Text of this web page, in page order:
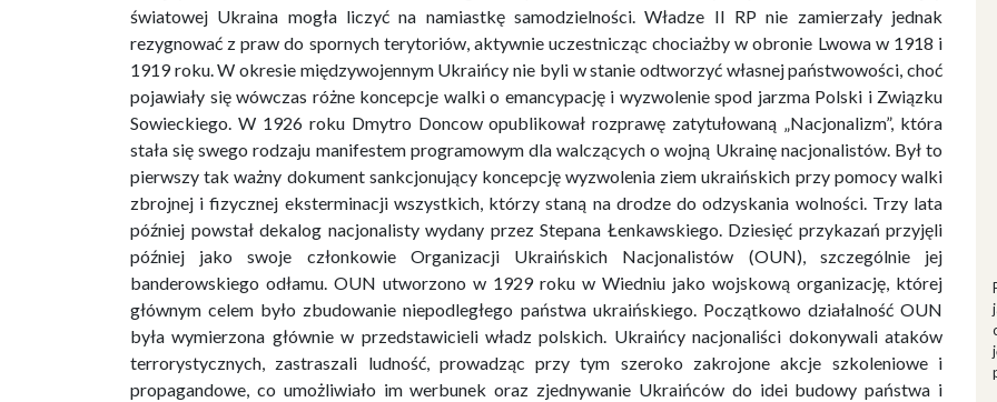
światowej Ukraina mogła liczyć na namiastkę samodzielności. Władze II RP nie zamierzały jednak
rezygnować z praw do spornych terytoriów, aktywnie uczestnicząc chociażby w obronie Lwowa w 1918 i
1919 roku. W okresie międzywojennym Ukraińcy nie byli w stanie odtworzyć własnej państwowości, choć
pojawiały się wówczas różne koncepcje walki o emancypację i wyzwolenie spod jarzma Polski i Związku
Sowieckiego. W 1926 roku Dmytro Doncow opublikował rozprawę zatytułowaną „Nacjonalizm”, która
stała się swego rodzaju manifestem programowym dla walczących o wojną Ukrainę nacjonalistów. Był to
pierwszy tak ważny dokument sankcjonujący koncepcję wyzwolenia ziem ukraińskich przy pomocy walki
zbrojnej i fizycznej eksterminacji wszystkich, którzy staną na drodze do odzyskania wolności. Trzy lata
później powstał dekalog nacjonalisty wydany przez Stepana Łenkawskiego. Dziesięć przykazań przyjęli
później jako swoje członkowie Organizacji Ukraińskich Nacjonalistów (OUN), szczególnie jej
banderowskiego odłamu. OUN utworzono w 1929 roku w Wiedniu jako wojskową organizację, której
głównym celem było zbudowanie niepodległego państwa ukraińskiego. Początkowo działalność OUN
była wymierzona głównie w przedstawicieli władz polskich. Ukraińcy nacjonaliści dokonywali ataków
terrorystycznych, zastraszali ludność, prowadząc przy tym szeroko zakrojone akcje szkoleniowe i
propagandowe, co umożliwiało im werbunek oraz zjednywanie Ukraińców do idei budowy państwa i